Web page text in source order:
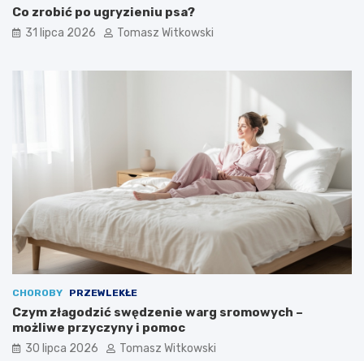
Co zrobić po ugryzieniu psa?
31 lipca 2026 Tomasz Witkowski
CHOROBY PRZEWLEKŁE
Czym złagodzić swędzenie warg sromowych –
możliwe przyczyny i pomoc
30 lipca 2026 Tomasz Witkowski